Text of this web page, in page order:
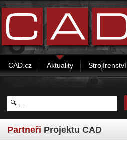
CAD.cz Aktuality Strojírenství
Partneři Projektu CAD